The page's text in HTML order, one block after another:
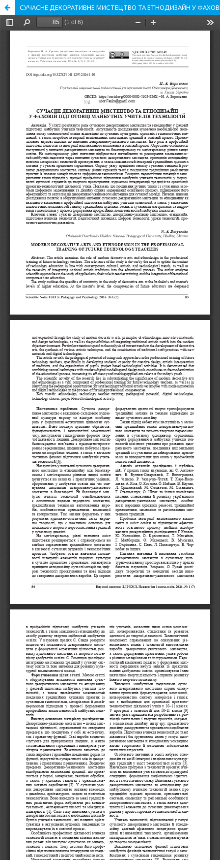
СУЧАСНЕ ДЕКОРАТИВНЕ МИСТЕЦТВО ТА ЕТНОДИЗАЙН У